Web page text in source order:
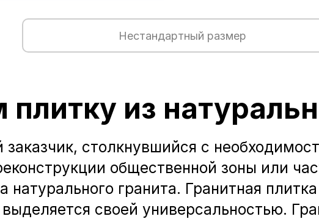
Нестандартный размер
из
столкнувшийся с
общественной зоны или
натурального гранита. Гранитная
своей универсальностью.